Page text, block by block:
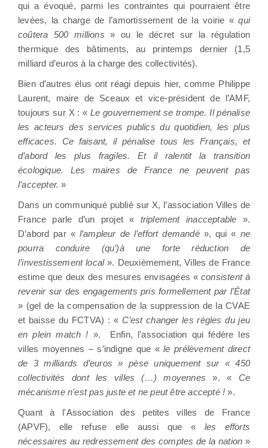
qui a évoqué, parmi les contraintes qui pourraient être
levées, la charge de l’amortissement de la voirie «qui
coûtera 500 millions» ou le décret sur la régulation
thermique des bâtiments, au printemps dernier (1,5
milliard d’euros à la charge des collectivités).
Bien d’autres élus ont réagi depuis hier, comme Philippe
Laurent, maire de Sceaux et vice-président de l’AMF,
toujours sur X : « Le gouvernement se trompe. Il pénalise
les acteurs des services publics du quotidien, les plus
efficaces. Ce faisant, il pénalise tous les Français, et
d’abord les plus fragiles. Et il ralentit la transition
écologique. Les maires de France ne peuvent pas
l’accepter.»
Dans un communiqué publié sur X, l’association Villes de
France parle d’un projet « triplement inacceptable ».
D’abord par « l’ampleur de l’effort demandé», qui « ne
pourra conduire (qu’)à une forte réduction de
l’investissement local». Deuxièmement, Villes de France
estime que deux des mesures envisagées « consistent à
revenir sur des engagements pris formellement par l’État
» (gel de la compensation de la suppression de la CVAE
et baisse du FCTVA) : «C’est changer les règles du jeu
en plein match ! ». Enfin, l’association qui fédère les
villes moyennes – s’indigne que «le prélèvement direct
de 3 milliards d’euros » pèse uniquement sur « 450
collectivités dont les villes (…) moyennes». « Ce
mécanisme n’est pas juste et ne peut être accepté !».
Quant à l'Association des petites villes de France
(APVF), elle refuse elle aussi que « les efforts
nécessaires au redressement des comptes de la nation »